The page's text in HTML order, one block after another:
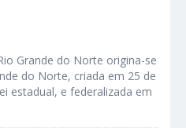
Grande do Norte origina-se
do Norte, criada em 25 de
estadual, e federalizada em